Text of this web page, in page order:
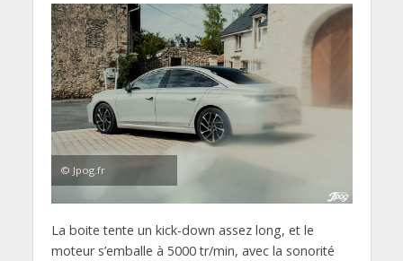
© Jpog.fr
La boite tente un kick-down assez long, et le
moteur s’emballe à 5000 tr/min, avec la sonorité